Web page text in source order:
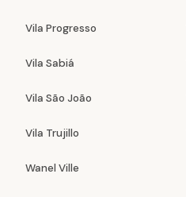
Vila Progresso
Vila Sabiá
Vila São João
Vila Trujillo
Wanel Ville